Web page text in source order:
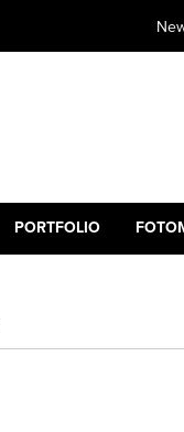
PORTFOLIO